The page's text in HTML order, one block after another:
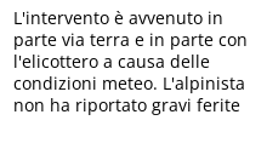
L'intervento è avvenuto in
parte via terra e in parte con
l'elicottero a causa delle
condizioni meteo. L'alpinista
non ha riportato gravi ferite